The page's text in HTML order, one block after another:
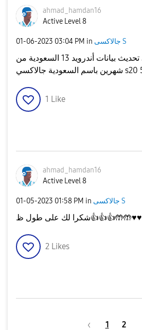
ahmad_hamdan16
Active Level 8
‎01-06-2023 03:04 PM in جالاكسى S
تحديث البرامج اللي تحديث بيانات أندرويد 13 السعودية من
1 Like
ahmad_hamdan16
Active Level 8
‎01-05-2023 01:58 PM in جالاكسى S
شكرا لك على طول ظ👍👍👍🤲🤲♥️♥️
2 Likes
1 2